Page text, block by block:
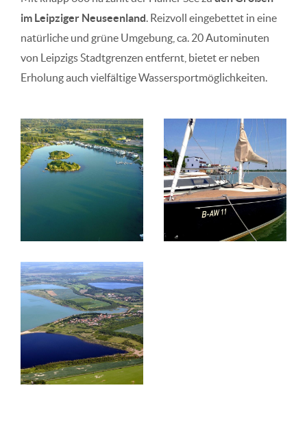
im Leipziger Neuseenland. Reizvoll eingebettet in eine
natürliche und grüne Umgebung, ca. 20 Autominuten
von Leipzigs Stadtgrenzen entfernt, bietet er neben
Erholung auch vielfältige Wassersportmöglichkeiten.